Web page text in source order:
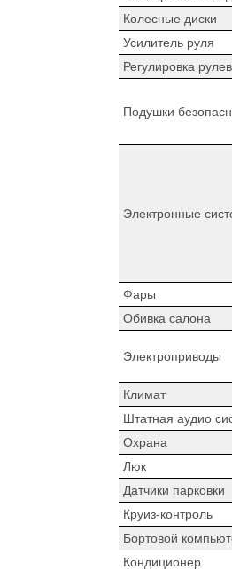
Колесные диски
Усилитель руля
Регулировка
Подушки
Электронные
Фары
Обивка салона
Электроприводы
Климат
Штатная аудио
Охрана
Люк
Датчики парковки
Круиз-контроль
Бортовой
Кондиционер